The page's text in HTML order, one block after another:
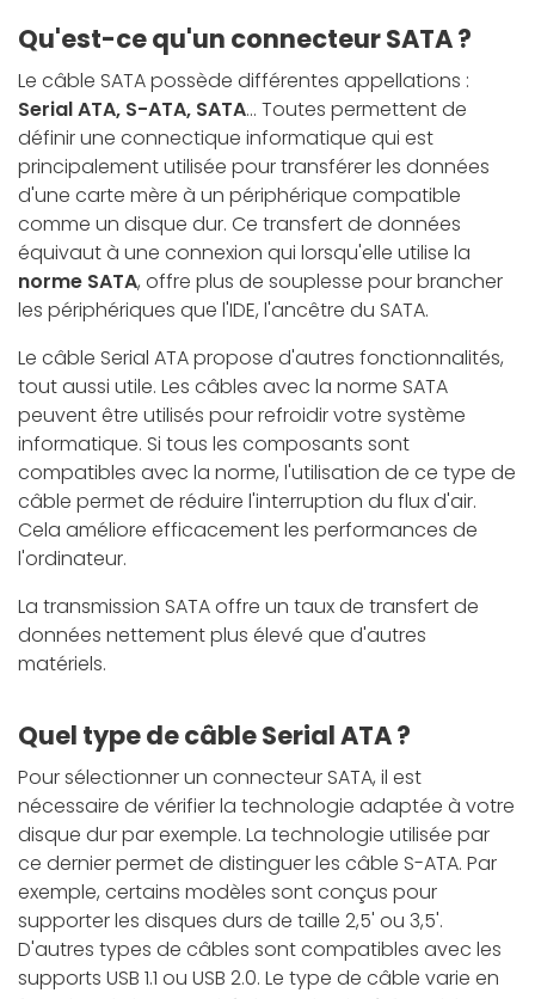
Qu'est-ce qu'un connecteur SATA ?
Le câble SATA possède différentes appellations :
Serial ATA, S-ATA, SATA... Toutes permettent de
définir une connectique informatique qui est
principalement utilisée pour transférer les données
d'une carte mère à un périphérique compatible
comme un disque dur. Ce transfert de données
équivaut à une connexion qui lorsqu'elle utilise la
norme SATA, offre plus de souplesse pour brancher
les périphériques que l'IDE, l'ancêtre du SATA.
Le câble Serial ATA propose d'autres fonctionnalités,
tout aussi utile. Les câbles avec la norme SATA
peuvent être utilisés pour refroidir votre système
informatique. Si tous les composants sont
compatibles avec la norme, l'utilisation de ce type de
câble permet de réduire l'interruption du flux d'air.
Cela améliore efficacement les performances de
l'ordinateur.
La transmission SATA offre un taux de transfert de
données nettement plus élevé que d'autres
matériels.
Quel type de câble Serial ATA ?
Pour sélectionner un connecteur SATA, il est
nécessaire de vérifier la technologie adaptée à votre
disque dur par exemple. La technologie utilisée par
ce dernier permet de distinguer les câble S-ATA. Par
exemple, certains modèles sont conçus pour
supporter les disques durs de taille 2,5' ou 3,5'.
D'autres types de câbles sont compatibles avec les
supports USB 1.1 ou USB 2.0. Le type de câble varie en